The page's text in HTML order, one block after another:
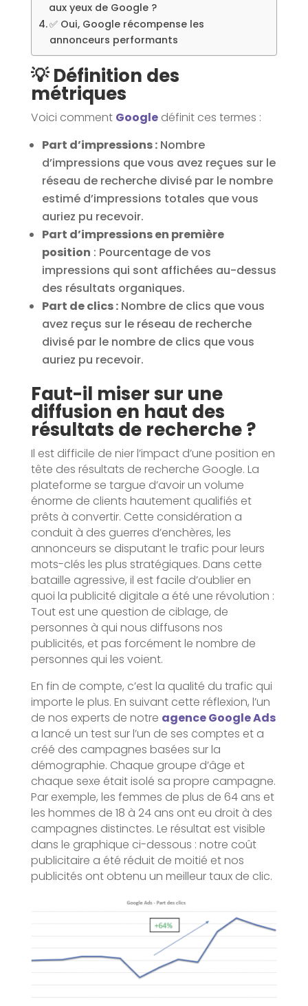
aux yeux de Google ?
✅ Oui, Google récompense les
annonceurs performants
💡 Définition des
métriques
Voici comment Googledéfinit ces termes :
Part d’impressions :Nombre
d’impressions que vous avez reçues sur le
réseau de recherche divisé par le nombre
estimé d’impressions totales que vous
auriez pu recevoir.
Part d’impressions en première
position : Pourcentage de vos
impressions qui sont affichées au-dessus
des résultats organiques.
Part de clics :Nombre de clics que vous
avez reçus sur le réseau de recherche
divisé par le nombre de clics que vous
auriez pu recevoir.
Faut-il miser sur une
diffusion en haut des
résultats de recherche ?
Il est difficile de nier l’impact d’une position en
tête des résultats de recherche Google. La
plateforme se targue d’avoir un volume
énorme de clients hautement qualifiés et
prêts à convertir. Cette considération a
conduit à des guerres d’enchères, les
annonceurs se disputant le trafic pour leurs
mots-clés les plus stratégiques. Dans cette
bataille agressive, il est facile d’oublier en
quoi la publicité digitale a été une révolution :
Tout est une question de ciblage, de
personnes à qui nous diffusons nos
publicités, et pas forcément le nombre de
personnes qui les voient.
En fin de compte, c’est la qualité du trafic qui
importe le plus. En suivant cette réflexion, l’un
de nos experts de notre agence Google Ads
a lancé un test sur l’un de ses comptes et a
créé des campagnes basées sur la
démographie. Chaque groupe d’âge et
chaque sexe était isolé sa propre campagne.
Par exemple, les femmes de plus de 64 ans et
les hommes de 18 à 24 ans ont eu droit à des
campagnes distinctes. Le résultat est visible
dans le graphique ci-dessous : notre coût
publicitaire a été réduit de moitié et nos
publicités ont obtenu un meilleur taux de clic.